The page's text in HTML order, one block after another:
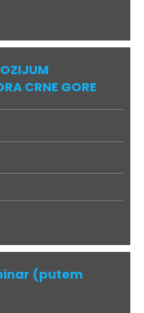
CRNE GORE
(putem